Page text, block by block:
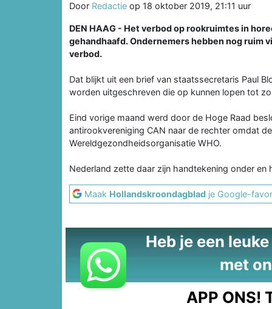
Door Redactie op 18 oktober 2019, 21:11 uur
DEN HAAG - Het verbod op rookruimtes in
gehandhaafd. Ondernemers hebben nog ruim
verbod.
Dat blijkt uit een brief van staatssecretaris Paul
worden uitgeschreven die op kunnen lopen tot
Eind vorige maand werd door de Hoge Raad
antirookvereniging CAN naar de rechter omdat
Wereldgezondheidsorganisatie WHO.
Nederland zette daar zijn handtekening onder
Maak Hollandskroondagblad je Google-
Heb je een
met
APP ONS!